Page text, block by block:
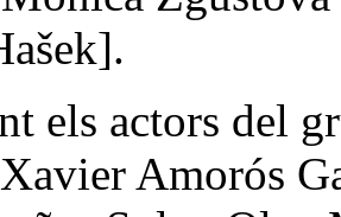
els actors del
Amorós